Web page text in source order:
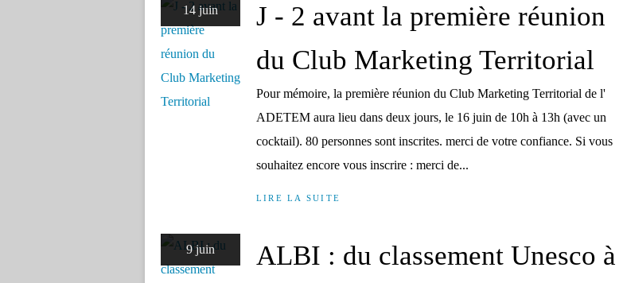
14 juin
J - 2 avant la première réunion
du Club Marketing Territorial
Pour mémoire, la première réunion du Club Marketing Territorial de l'
ADETEM aura lieu dans deux jours, le 16 juin de 10h à 13h (avec un
cocktail). 80 personnes sont inscrites. merci de votre confiance. Si vous
souhaitez encore vous inscrire : merci de...
LIRE LA SUITE
9 juin
ALBI : du classement Unesco à